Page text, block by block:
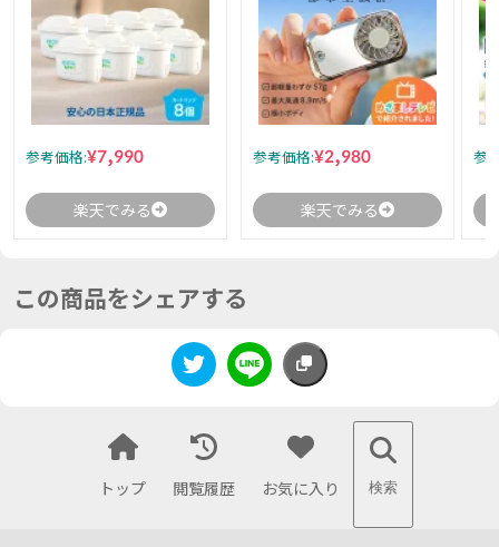
参考価格:¥7,990
楽天でみる
参考価格:¥2,980
楽天でみる
参
この商品をシェアする
トップ 閲覧履歴 お気に入り 検索